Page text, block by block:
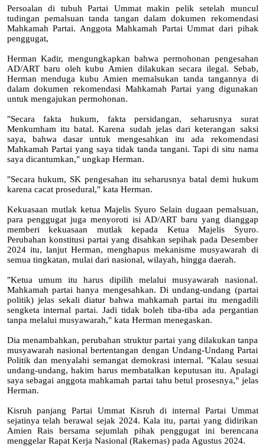
Persoalan di tubuh Partai Ummat makin pelik setelah muncul
tudingan pemalsuan tanda tangan dalam dokumen rekomendasi
Mahkamah Partai. Anggota Mahkamah Partai Ummat dari pihak
penggugat,
Herman Kadir, mengungkapkan bahwa permohonan pengesahan
AD/ART baru oleh kubu Amien dilakukan secara ilegal. Sebab,
Herman menduga kubu Amien memalsukan tanda tangannya di
dalam dokumen rekomendasi Mahkamah Partai yang digunakan
untuk mengajukan permohonan.
"Secara fakta hukum, fakta persidangan, seharusnya surat
Menkumham itu batal. Karena sudah jelas dari keterangan saksi
saya, bahwa dasar untuk mengesahkan itu ada rekomendasi
Mahkamah Partai yang saya tidak tanda tangani. Tapi di situ nama
saya dicantumkan," ungkap Herman.
"Secara hukum, SK pengesahan itu seharusnya batal demi hukum
karena cacat prosedural," kata Herman.
Kekuasaan mutlak ketua Majelis Syuro Selain dugaan pemalsuan,
para penggugat juga menyoroti isi AD/ART baru yang dianggap
memberi kekuasaan mutlak kepada Ketua Majelis Syuro.
Perubahan konstitusi partai yang disahkan sepihak pada Desember
2024 itu, lanjut Herman, menghapus mekanisme musyawarah di
semua tingkatan, mulai dari nasional, wilayah, hingga daerah.
"Ketua umum itu harus dipilih melalui musyawarah nasional.
Mahkamah partai hanya mengesahkan. Di undang-undang (partai
politik) jelas sekali diatur bahwa mahkamah partai itu mengadili
sengketa internal partai. Jadi tidak boleh tiba-tiba ada pergantian
tanpa melalui musyawarah," kata Herman menegaskan.
Dia menambahkan, perubahan struktur partai yang dilakukan tanpa
musyawarah nasional bertentangan dengan Undang-Undang Partai
Politik dan menyalahi semangat demokrasi internal. "Kalau sesuai
undang-undang, hakim harus membatalkan keputusan itu. Apalagi
saya sebagai anggota mahkamah partai tahu betul prosesnya," jelas
Herman.
Kisruh panjang Partai Ummat Kisruh di internal Partai Ummat
sejatinya telah berawal sejak 2024. Kala itu, partai yang didirikan
Amien Rais bersama sejumlah pihak penggugat ini berencana
menggelar Rapat Kerja Nasional (Rakernas) pada Agustus 2024.